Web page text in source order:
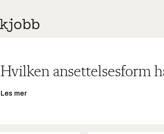
Hvilken ansettelsesform
Les mer